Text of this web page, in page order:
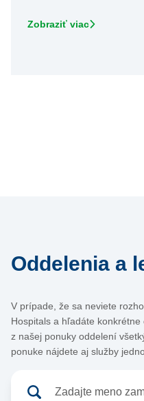
Zobraziť viac
Oddelenia a
V prípade, že sa neviete
Hospitals a hľadáte
z našej ponuky oddelení
ponuke nájdete aj služby